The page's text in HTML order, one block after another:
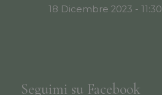
18 Dicembre 2023 - 11:30
Seguimi su Facebook